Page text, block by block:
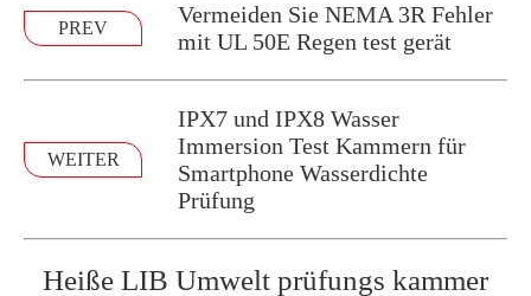
PREV
Vermeiden Sie NEMA 3R Fehler
mit UL 50E Regen test gerät
WEITER
IPX7 und IPX8 Wasser
Immersion Test Kammern für
Smartphone Wasserdichte
Prüfung
Heiße LIB Umwelt prüfungs kammer